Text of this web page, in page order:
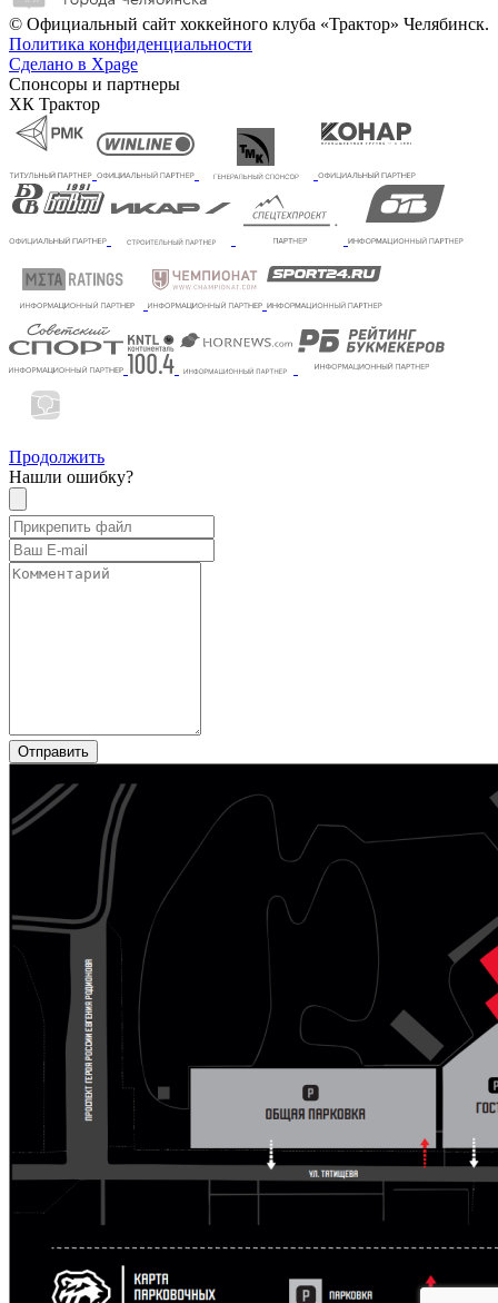
© Официальный сайт хоккейного клуба «Трактор» Челябинск.
Политика конфиденциальности
Сделано в Xpage
Спонсоры и партнеры
ХК Трактор
Продолжить
Нашли ошибку?